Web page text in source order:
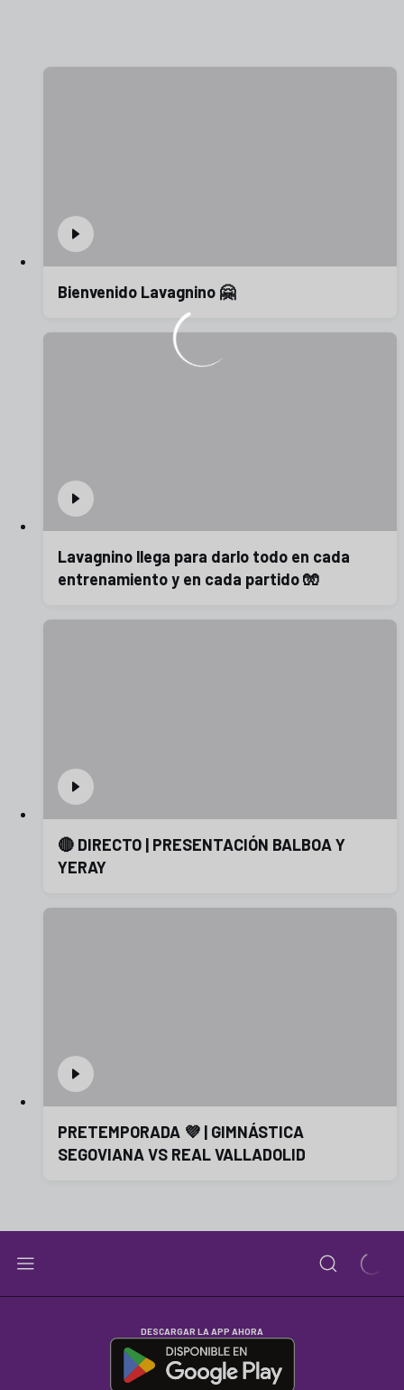
Bienvenido Lavagnino 🤗
Lavagnino llega para darlo todo en cada
entrenamiento y en cada partido 🧤
🔴 DIRECTO | PRESENTACIÓN BALBOA Y
YERAY
PRETEMPORADA 💜 | GIMNÁSTICA
SEGOVIANA VS REAL VALLADOLID
DESCARGAR LA APP AHORA